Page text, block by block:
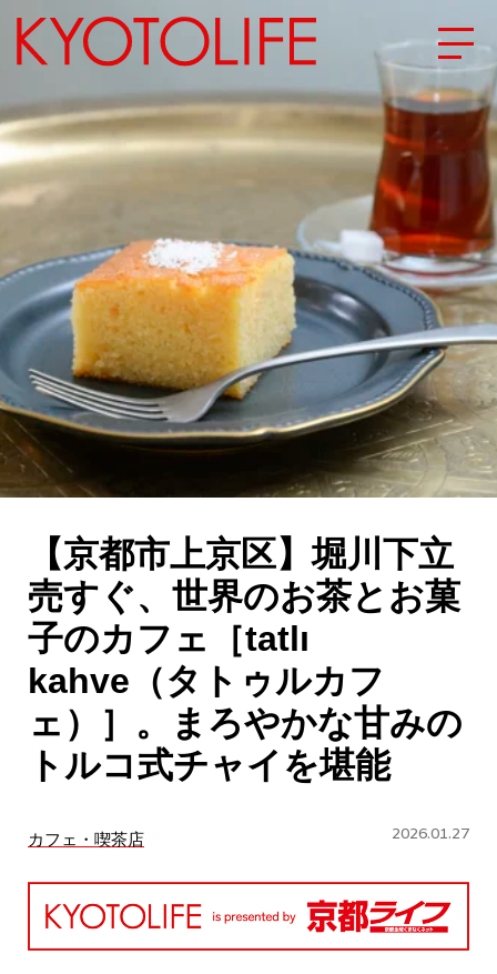
エリアから探す
地図から探す
カテゴリーから探す
SPECIAL
NEW OPEN
SERIES
CULTURE
ABOUT US
Instagram
チケットプレゼント応募
MAIN MENU
SERIES
【京都市上京区】堀川下立
売すぐ、世界のお茶とお菓
子のカフェ［tatlı
kahve（タトゥルカフ
ェ）］。まろやかな甘みの
トルコ式チャイを堪能
カフェ・喫茶店 2026.01.27